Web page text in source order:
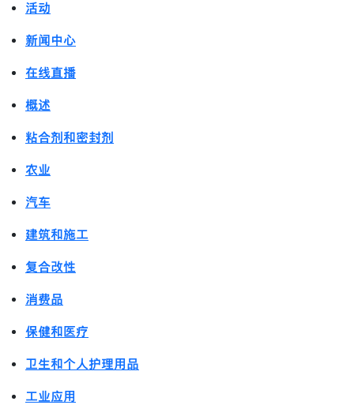
活动
新闻中心
在线直播
概述
粘合剂和密封剂
农业
汽车
建筑和施工
复合改性
消费品
保健和医疗
卫生和个人护理用品
工业应用